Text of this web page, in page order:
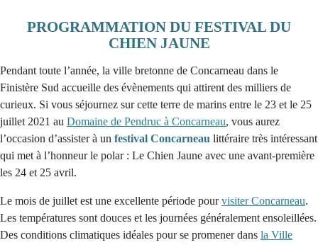
PROGRAMMATION DU FESTIVAL DU
CHIEN JAUNE
Pendant toute l’année, la ville bretonne de Concarneau dans le
Finistère Sud accueille des évènements qui attirent des milliers de
curieux. Si vous séjournez sur cette terre de marins entre le 23 et le 25
juillet 2021 au Domaine de Pendruc à Concarneau, vous aurez
l’occasion d’assister à un festival Concarneau littéraire très intéressant
qui met à l’honneur le polar : Le Chien Jaune avec une avant-première
les 24 et 25 avril.
Le mois de juillet est une excellente période pourvisiter Concarneau.
Les températures sont douces et les journées généralement ensoleillées.
Des conditions climatiques idéales pour se promener dans la Ville